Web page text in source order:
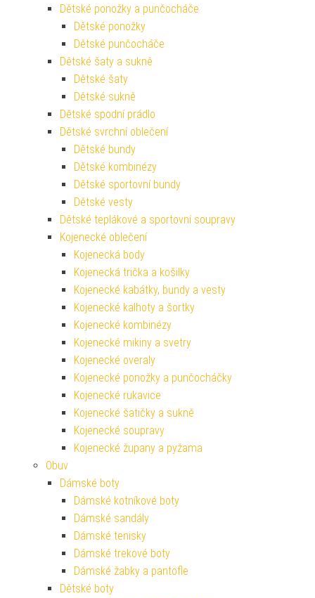
Dětské ponožky a punčocháče
Dětské ponožky
Dětské punčocháče
Dětské šaty a sukně
Dětské šaty
Dětské sukně
Dětské spodní prádlo
Dětské svrchní oblečení
Dětské bundy
Dětské kombinézy
Dětské sportovní bundy
Dětské vesty
Dětské teplákové a sportovní soupravy
Kojenecké oblečení
Kojenecká body
Kojenecká trička a košilky
Kojenecké kabátky, bundy a vesty
Kojenecké kalhoty a šortky
Kojenecké kombinézy
Kojenecké mikiny a svetry
Kojenecké overaly
Kojenecké ponožky a punčocháčky
Kojenecké rukavice
Kojenecké šatičky a sukně
Kojenecké soupravy
Kojenecké župany a pyžama
Obuv
Dámské boty
Dámské kotníkové boty
Dámské sandály
Dámské tenisky
Dámské trekové boty
Dámské žabky a pantofle
Dětské boty